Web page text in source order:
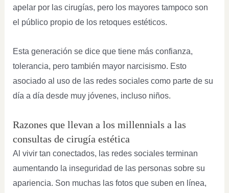
apelar por las cirugías, pero los mayores tampoco son
el público propio de los retoques estéticos.
Esta generación se dice que tiene más confianza,
tolerancia, pero también mayor narcisismo. Esto
asociado al uso de las redes sociales como parte de su
día a día desde muy jóvenes, incluso niños.
Razones que llevan a los millennials a las
consultas de cirugía estética
Al vivir tan conectados, las redes sociales terminan
aumentando la inseguridad de las personas sobre su
apariencia. Son muchas las fotos que suben en línea,